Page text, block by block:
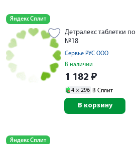
Яндекс Сплит
Детралекс таблетки
№18
Сервье РУС ООО
В наличии
1 182 ₽
4 × 296 В Сплит
В корзину
Яндекс Сплит